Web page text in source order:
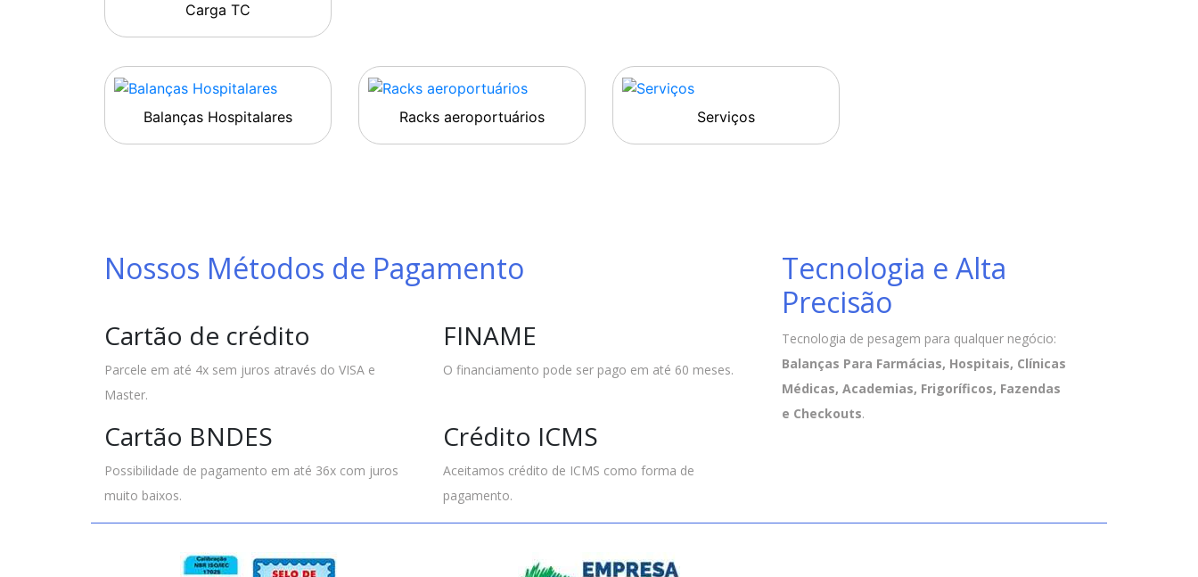
Carga TC
Balanças Hospitalares Racks aeroportuários Serviços
Nossos Métodos de Pagamento
Cartão de crédito
Parcele em até 4x sem juros através do VISA e
Master.
FINAME
O financiamento pode ser pago em até 60 meses.
Cartão BNDES
Possibilidade de pagamento em até 36x com juros
muito baixos.
Crédito ICMS
Aceitamos crédito de ICMS como forma de
pagamento.
Tecnologia e Alta
Precisão
Tecnologia de pesagem para qualquer negócio:
Balanças Para Farmácias, Hospitais, Clínicas
Médicas, Academias, Frigoríficos, Fazendas
e Checkouts.